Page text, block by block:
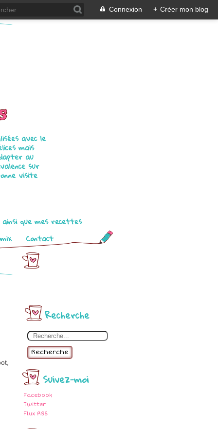
Connexion + Créer mon blog
avec le
mais
au
sur
visite
ainsi que mes recettes
Contact
Recherche
Recherche
Suivez-moi
Facebook
Twitter
Flux RSS